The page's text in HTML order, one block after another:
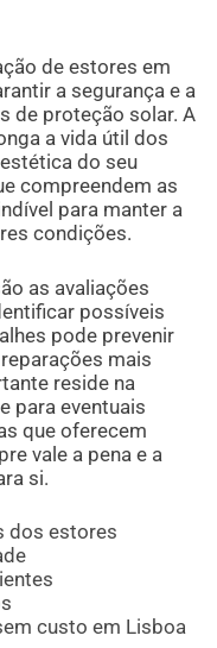
de estores em
a segurança e a
de proteção solar. A
a vida útil dos
do seu
compreendem as
para manter a
condições.
as avaliações
possíveis
pode prevenir
mais
reside na
para eventuais
que oferecem
vale a pena e a
si.
dos estores
custo em Lisboa